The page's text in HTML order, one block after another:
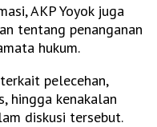
AKP Yoyok juga
tentang penanganan
hukum.
pelecehan,
hingga kenakalan
diskusi tersebut.